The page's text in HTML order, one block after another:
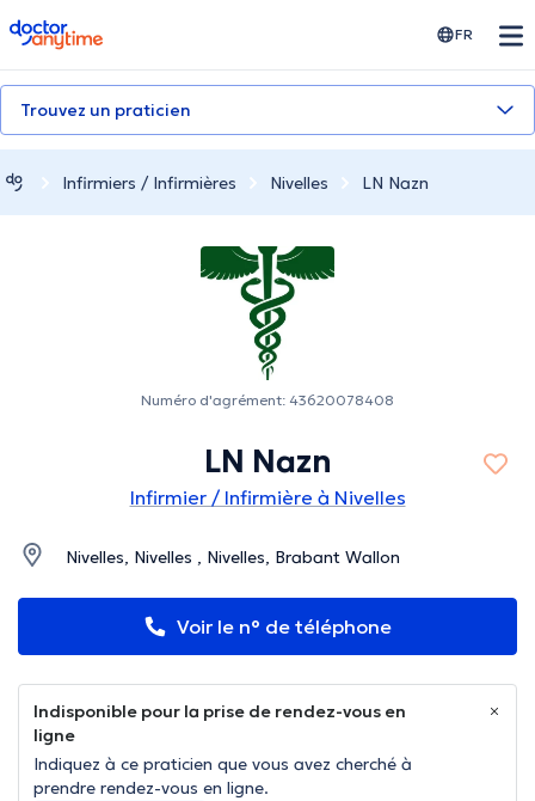
doctoranytime FR
Trouvez un praticien
Infirmiers / Infirmières Nivelles LN Nazn
Numéro d'agrément: 43620078408
LN Nazn
Infirmier / Infirmière à Nivelles
Nivelles, Nivelles , Nivelles, Brabant Wallon
Voir le n° de téléphone
Indisponible pour la prise de rendez-vous en
ligne
Indiquez à ce praticien que vous avez cherché à
prendre rendez-vous en ligne.